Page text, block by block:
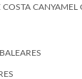
CANYAMEL